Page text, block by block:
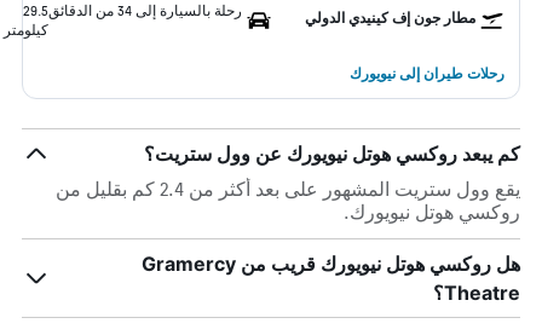
مطار جون إف كينيدي الدولي رحلة بالسيارة إلى 34 من الدقائق
29.5
كيلومتر
رحلات طيران إلى نيويورك
كم يبعد روكسي هوتل نيويورك عن وول ستريت؟
يقع وول ستريت المشهور على بعد أكثر من 2.4 كم بقليل من
روكسي هوتل نيويورك.
هل روكسي هوتل نيويورك قريب من Gramercy
Theatre؟